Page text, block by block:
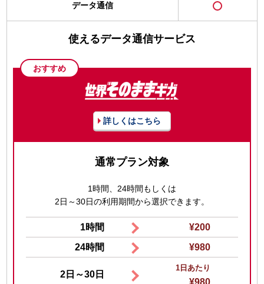
データ通信
使えるデータ通信サービス
おすすめ
詳しくはこちら
通常プラン対象
1時間、24時間もしくは
2日～30日の利用期間から選択できます。
1時間
¥200
24時間
¥980
2日～30日
1日あたり
¥980